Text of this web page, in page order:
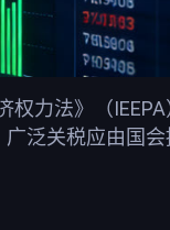
权力法》（IEEPA
泛关税应由国会